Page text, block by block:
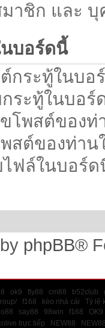
าชิก และ
บอร์ดนี้
กระทู้ในบอ
ระทู้ในบอร์
โพสต์ของท่
สต์ของท่าน
ฟล์ในบอร์ด
phpBB®
ok9 fly88 cm88 b52club
f168 kèo nhà cái
Tỷ lệ
say88 98win f168
OK9
trực tiếp NEW88